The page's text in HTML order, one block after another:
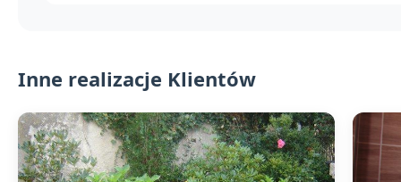
Inne realizacje Klientów